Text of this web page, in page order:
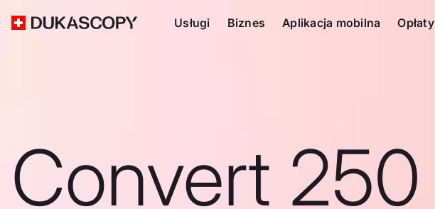
Usługi Biznes Aplikacja mobilna Opłaty
Convert 250